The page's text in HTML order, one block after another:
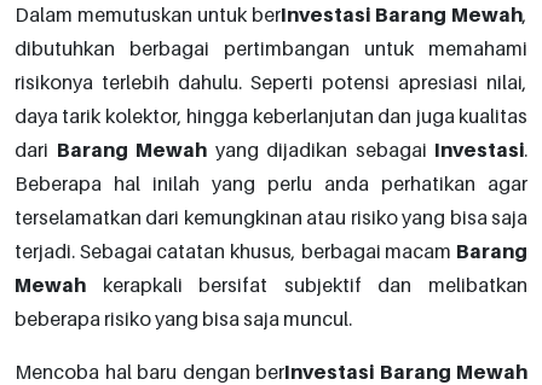
Dalam memutuskan untuk berInvestasi Barang Mewah,
dibutuhkan berbagai pertimbangan untuk memahami
risikonya terlebih dahulu. Seperti potensi apresiasi nilai,
daya tarik kolektor, hingga keberlanjutan dan juga kualitas
dari Barang Mewah yang dijadikan sebagai Investasi.
Beberapa hal inilah yang perlu anda perhatikan agar
terselamatkan dari kemungkinan atau risiko yang bisa saja
terjadi. Sebagai catatan khusus, berbagai macam Barang
Mewah kerapkali bersifat subjektif dan melibatkan
beberapa risiko yang bisa saja muncul.
Mencoba hal baru dengan berInvestasi Barang Mewah